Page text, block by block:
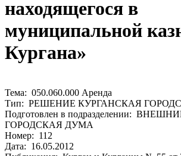
находящегося в
муниципальной
Кургана»
Тема: 050.060.000 Аренда
Тип: РЕШЕНИЕ КУРГАНСКАЯ
Подготовлен в подразделении:
ГОРОДСКАЯ ДУМА
Номер: 112
Дата: 16.05.2012